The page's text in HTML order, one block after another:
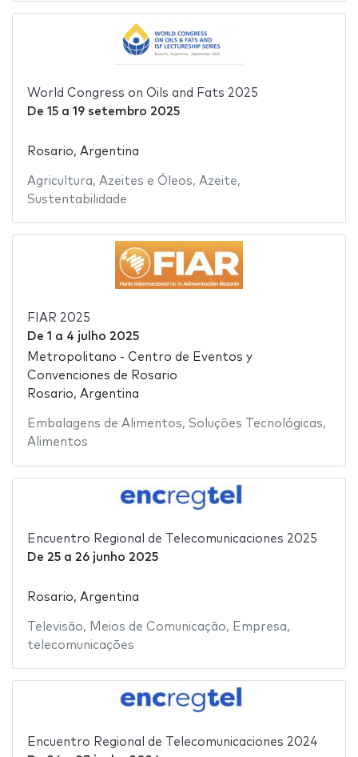
World Congress on Oils and Fats 2025
De 15a 19 setembro 2025
Rosario, Argentina
Agricultura, Azeites e Óleos, Azeite,
Sustentabilidade
FIAR 2025
De 1 a 4 julho 2025
Metropolitano - Centro de Eventos y
Convenciones de Rosario
Rosario, Argentina
Embalagens de Alimentos, Soluções Tecnológicas,
Alimentos
Encuentro Regional de Telecomunicaciones 2025
De 25a 26 junho 2025
Rosario, Argentina
Televisão, Meios de Comunicação, Empresa,
telecomunicações
Encuentro Regional de Telecomunicaciones 2024